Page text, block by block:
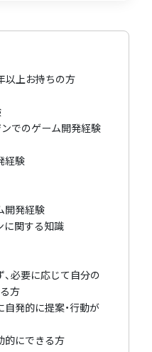
以上お持ちの方
でのゲーム開発経験
経験
開発経験
に関する知識
、必要に応じて自分の
方
自発的に提案・行動が
的にできる方